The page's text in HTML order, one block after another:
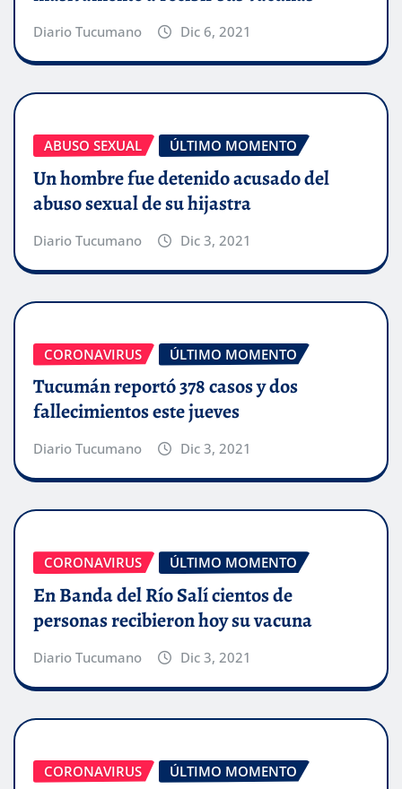
Diario Tucumano Dic 6, 2021
ABUSO SEXUAL ÚLTIMO MOMENTO
Un hombre fue detenido acusado del
abuso sexual de su hijastra
Diario Tucumano Dic 3, 2021
CORONAVIRUS ÚLTIMO MOMENTO
Tucumán reportó 378 casos y dos
fallecimientos este jueves
Diario Tucumano Dic 3, 2021
CORONAVIRUS ÚLTIMO MOMENTO
En Banda del Río Salí cientos de
personas recibieron hoy su vacuna
Diario Tucumano Dic 3, 2021
CORONAVIRUS ÚLTIMO MOMENTO